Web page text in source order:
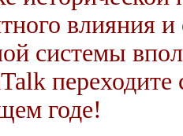
влияния
системы
годе!